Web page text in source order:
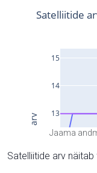
Jaama
Satelliitide arv